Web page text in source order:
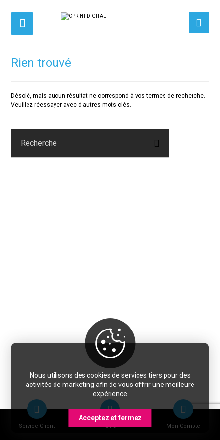
Rien trouvé
Désolé, mais aucun résultat ne correspond à vos termes de recherche.
Veuillez réessayer avec d'autres mots-clés.
Service Client Panier Mon Compte
Nous utilisons des cookies de services tiers pour des
activités de marketing afin de vous offrir une meilleure
expérience
Acceptez et fermez